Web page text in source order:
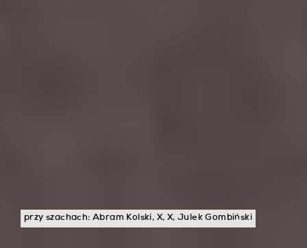
przy szachach: Abram Kolski, X, X, Julek Gombiński